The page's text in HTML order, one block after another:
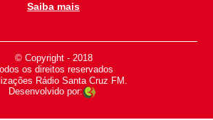
Saiba mais
© Copyright - 2018
-
os direitos reservados
-
Rádio Santa Cruz FM.
Desenvolvido por: